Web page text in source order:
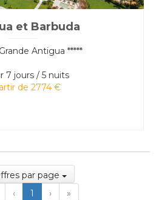
et Barbuda
Antigua *****
7 jours / 5 nuits
de 2774 €
par page
First‹Previous
1 ›Next
»